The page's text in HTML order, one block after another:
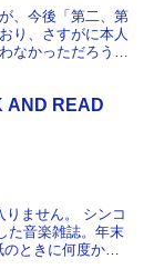
、今後「第二、第
り、さすがに本人
なかっただろう。
AND READ
りません。 シンコ
た音楽雑誌。年末
ときに何度か買